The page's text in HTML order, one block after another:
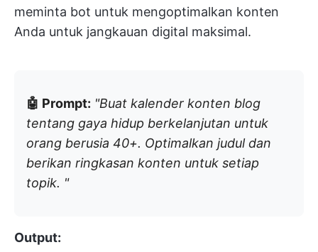
meminta bot untuk mengoptimalkan konten
Anda untuk jangkauan digital maksimal.
🤖 Prompt: "Buat kalender konten blog
tentang gaya hidup berkelanjutan untuk
orang berusia 40+. Optimalkan judul dan
berikan ringkasan konten untuk setiap
topik. "
Output: